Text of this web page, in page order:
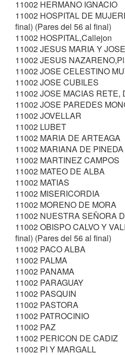
11002 HERMANO IGNACIO
11002 HOSPITAL DE
final) (Pares del 56 al final)
11002 HOSPITAL,Callejon
11002 JESUS MARIA Y JOSE
11002 JESUS
11002 JOSE CELESTINO
11002 JOSE CUBILES
11002 JOSE MACIAS RETE,
11002 JOSE PAREDES
11002 JOVELLAR
11002 LUBET
11002 MARIA DE ARTEAGA
11002 MARIANA DE PINEDA
11002 MARTINEZ CAMPOS
11002 MATEO DE ALBA
11002 MATIAS
11002 MISERICORDIA
11002 MORENO DE MORA
11002 NUESTRA SEÑORA
11002 OBISPO CALVO Y
final) (Pares del 56 al final)
11002 PACO ALBA
11002 PALMA
11002 PANAMA
11002 PARAGUAY
11002 PASQUIN
11002 PASTORA
11002 PATROCINIO
11002 PAZ
11002 PERICON DE CADIZ
11002 PI Y MARGALL